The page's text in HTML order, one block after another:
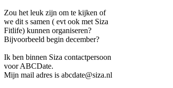
Zou het leuk zijn om te kijken of
we dit s samen ( evt ook met Siza
Fitlife) kunnen organiseren?
Bijvoorbeeld begin december?
Ik ben binnen Siza contactpersoon
voor ABCDate.
Mijn mail adres is abcdate@siza.nl